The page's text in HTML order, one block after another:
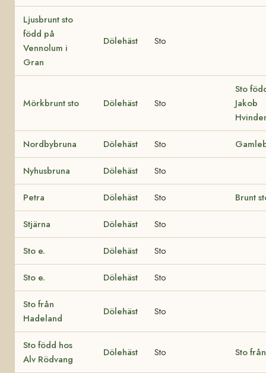
Ljusbrunt sto
född på
Vennolum i
Gran
Dölehäst Sto
Mörkbrunt sto Dölehäst Sto
Sto
Jakob
Nordbybruna Dölehäst Sto
Nyhusbruna Dölehäst Sto
Petra Dölehäst Sto Brunt
Stjärna Dölehäst Sto
Sto e. Dölehäst Sto
Sto e. Dölehäst Sto
Sto från
Hadeland
Dölehäst Sto
Sto född hos
Alv Rödvang
Dölehäst Sto Sto